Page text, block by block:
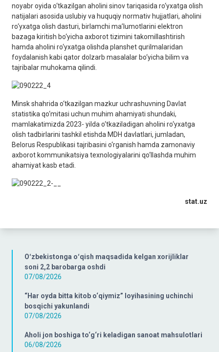
Oʻzbekistonga oʻqish maqsadida kelgan xorijliklar
soni 2,2 barobarga oshdi
07/08/2026
“Har oyda bitta kitob o‘qiymiz” loyihasining uchinchi
bosqichi yakunlandi
07/08/2026
Aholi jon boshiga to‘g‘ri keladigan sanoat mahsulotlari
06/08/2026
noyabr oyida o‘tkazilgan aholini sinov tariqasida ro‘yxatga olish
natijalari asosida uslubiy va huquqiy normativ hujjatlari, aholini
ro‘yxatga olish dasturi, birlamchi ma’lumotlarini elektron
bazaga kiritish bo‘yicha axborot tizimini takomillashtirish
hamda aholini ro‘yxatga olishda planshet qurilmalaridan
foydalanish kabi qator dolzarb masalalar bo‘yicha bilim va
tajribalar muhokama qilindi.
Minsk shahrida o‘tkazilgan mazkur uchrashuvning Davlat
statistika qo‘mitasi uchun muhim ahamiyati shundaki,
mamlakatimizda 2023- yilda o‘tkaziladigan aholini ro‘yxatga
olish tadbirlarini tashkil etishda MDH davlatlari, jumladan,
Belorus Respublikasi tajribasini o‘rganish hamda zamonaviy
axborot kommunikatsiya texnologiyalarini qo‘llashda muhim
ahamiyat kasb etadi.
stat.uz